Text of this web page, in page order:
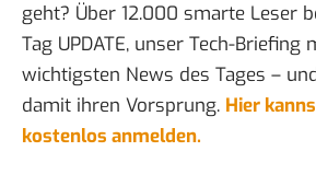
geht? Über 12.000 smarte Leser
Tag UPDATE, unser Tech-Briefing
wichtigsten News des Tages –
damit ihren Vorsprung. Hier
kostenlos anmelden.